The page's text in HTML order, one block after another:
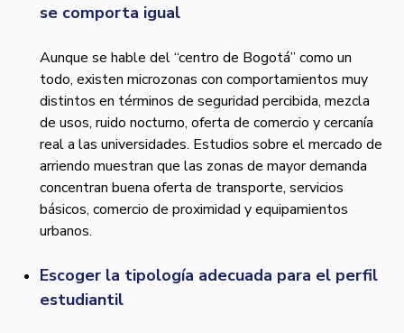
se comporta igual
Aunque se hable del “centro de Bogotá” como un
todo, existen microzonas con comportamientos muy
distintos en términos de seguridad percibida, mezcla
de usos, ruido nocturno, oferta de comercio y cercanía
real a las universidades. Estudios sobre el mercado de
arriendo muestran que las zonas de mayor demanda
concentran buena oferta de transporte, servicios
básicos, comercio de proximidad y equipamientos
urbanos.
Escoger la tipología adecuada para el perfil
estudiantil